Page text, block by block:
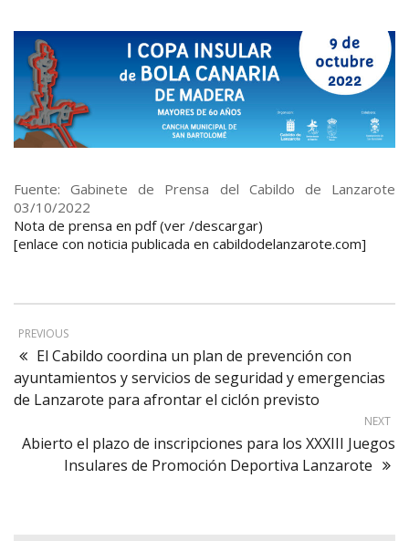
Fuente: Gabinete de Prensa del Cabildo de Lanzarote
03/10/2022
Nota de prensa en pdf (ver /descargar)
[enlace con noticia publicada en cabildodelanzarote.com]
PREVIOUS
El Cabildo coordina un plan de prevención con
ayuntamientos y servicios de seguridad y emergencias
de Lanzarote para afrontar el ciclón previsto
NEXT
Abierto el plazo de inscripciones para los XXXIII Juegos
Insulares de Promoción Deportiva Lanzarote